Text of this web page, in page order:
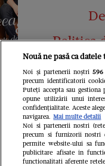
Politica
Nouă ne pasă ca
Noi și partenerii noștri 596
precum identificatorii
Puteți accepta sau
opune utilizării unui
confidențialitate. Aceste
navigarea. Mai multe detalii
Noi si partenerii nostri
precum si furnizorii nostri
permite website-ului sa
publicitare afisate in
functionalitati aferente